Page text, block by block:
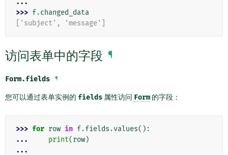
>>> f.changed_data
['subject', 'message']
访问表单中的字段 ¶
Form.fields ¶
您可以通过表单实例的 fields 属性访问 Form 的字段：
>>> for row in f.fields .values():
...
print(row)
...